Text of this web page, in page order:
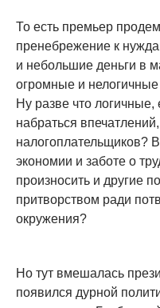
То есть премьер
пренебрежение к
и небольшие деньги в
огромные и
Ну разве что логичные,
набраться
налогоплательщиков?
экономии и заботе о
произносить и другие
притворством ради
окружения?
Но тут вмешалась
появился дурной